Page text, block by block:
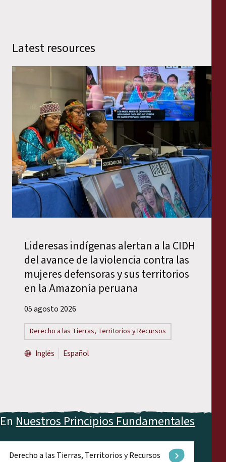
Latest resources
Lideresas indígenas alertan a la CIDH
del avance de la violencia contra las
mujeres defensoras y sus territorios
en la Amazonía peruana
05 agosto 2026
Derecho a las Tierras, Territorios y Recursos
Inglés Español
En Nuestros Principios Fundamentales
Derecho a las Tierras, Territorios y Recursos